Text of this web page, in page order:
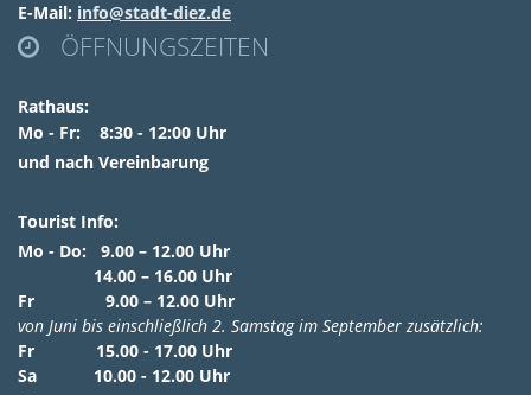
E-Mail: info@stadt-diez.de
 ÖFFNUNGSZEITEN
Rathaus:
Mo - Fr: 8:30 - 12:00 Uhr
und nach Vereinbarung
Tourist Info:
Mo - Do: 9.00 – 12.00 Uhr
14.00 – 16.00 Uhr
Fr 9.00 – 12.00 Uhr
von Juni bis einschließlich 2. Samstag im September zusätzlich:
Fr 15.00 - 17.00 Uhr
Sa 10.00 - 12.00 Uhr